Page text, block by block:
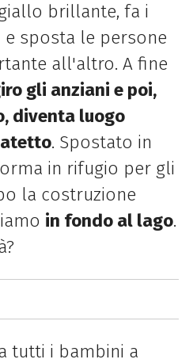
brillante, fa i
sposta le persone
all'altro. A fine
gli anziani e poi,
diventa luogo
. Spostato in
in rifugio per gli
la costruzione
in fondo al lago.
tutti i bambini a